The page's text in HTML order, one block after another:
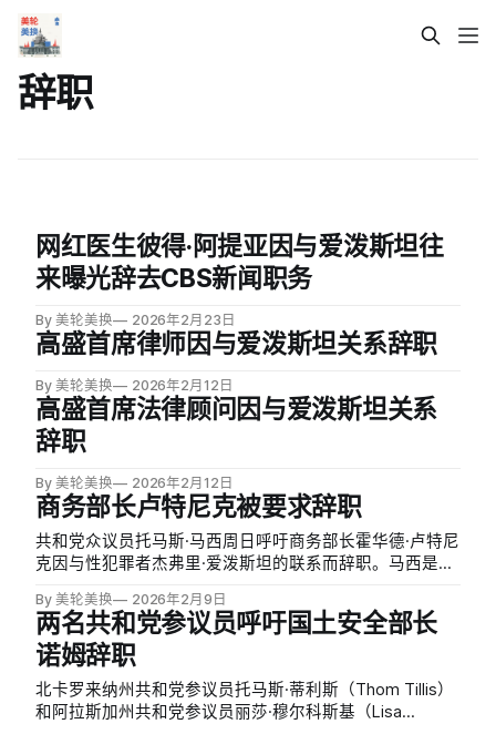
辞职
网红医生彼得·阿提亚因与爱泼斯坦往
来曝光辞去CBS新闻职务
By 美轮美换 2026年2月23日
高盛首席律师因与爱泼斯坦关系辞职
By 美轮美换 2026年2月12日
高盛首席法律顾问因与爱泼斯坦关系
辞职
By 美轮美换 2026年2月12日
商务部长卢特尼克被要求辞职
共和党众议员托马斯·马西周日呼吁商务部长霍华德·卢特尼
克因与性犯罪者杰弗里·爱泼斯坦的联系而辞职。马西是推
By 美轮美换 2026年2月9日
两名共和党参议员呼吁国土安全部长
诺姆辞职
北卡罗来纳州共和党参议员托马斯·蒂利斯（Thom Tillis）
和阿拉斯加州共和党参议员丽莎·穆尔科斯基（Lisa